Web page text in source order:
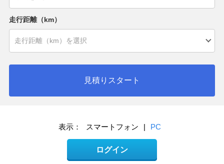
走行距離（km）
見積りスタート
表示： スマートフォン | PC
ログイン